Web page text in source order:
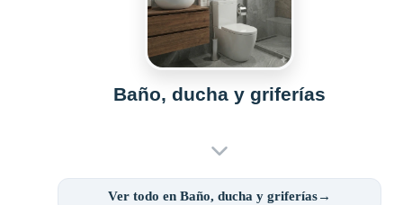
Baño, ducha y griferías
Ver todo en Baño, ducha y griferías→